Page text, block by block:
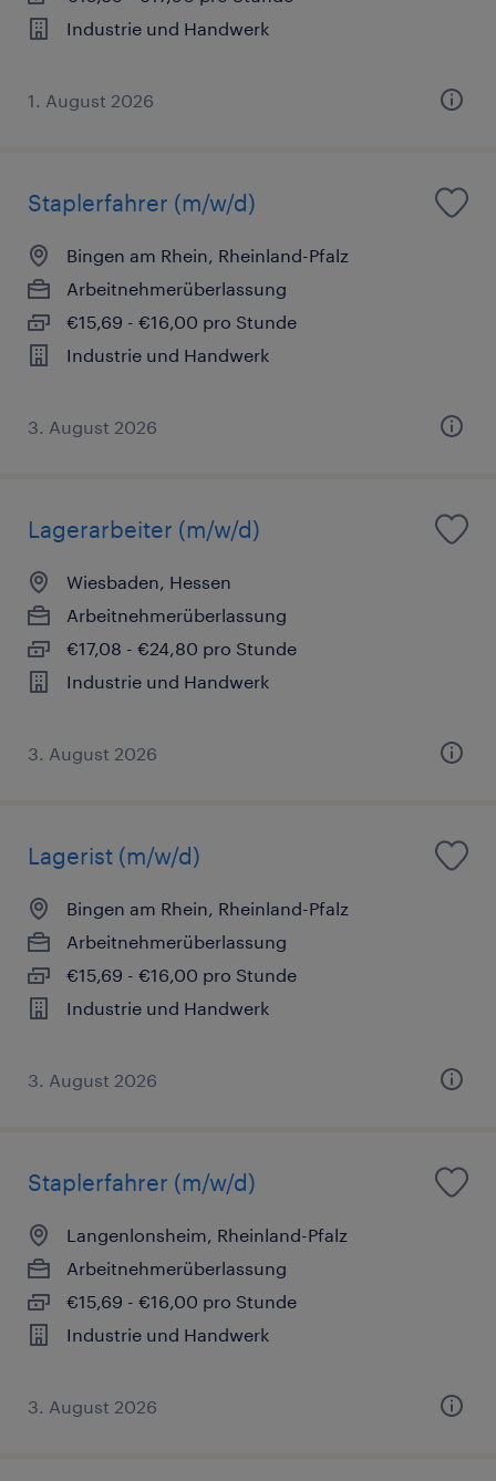
Industrie und Handwerk
1. August 2026
Staplerfahrer (m/w/d)
Bingen am Rhein, Rheinland-Pfalz
Arbeitnehmerüberlassung
€15,69 - €16,00 pro Stunde
Industrie und Handwerk
3. August 2026
Lagerarbeiter (m/w/d)
Wiesbaden, Hessen
Arbeitnehmerüberlassung
€17,08 - €24,80 pro Stunde
Industrie und Handwerk
3. August 2026
Lagerist (m/w/d)
Bingen am Rhein, Rheinland-Pfalz
Arbeitnehmerüberlassung
€15,69 - €16,00 pro Stunde
Industrie und Handwerk
3. August 2026
Staplerfahrer (m/w/d)
Langenlonsheim, Rheinland-Pfalz
Arbeitnehmerüberlassung
€15,69 - €16,00 pro Stunde
Industrie und Handwerk
3. August 2026